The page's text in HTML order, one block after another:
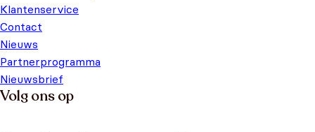
Klantenservice
Contact
Nieuws
Partnerprogramma
Nieuwsbrief
Volg ons op